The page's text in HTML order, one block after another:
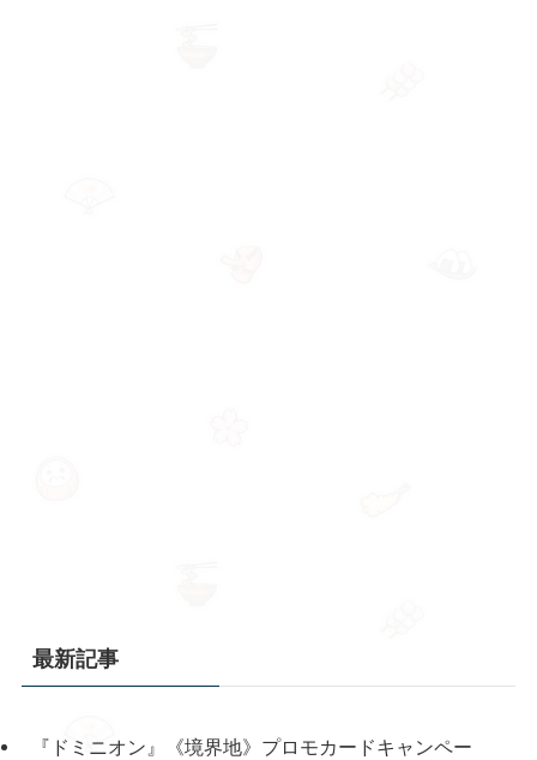
最新記事
『ドミニオン』《境界地》プロモカードキャンペー